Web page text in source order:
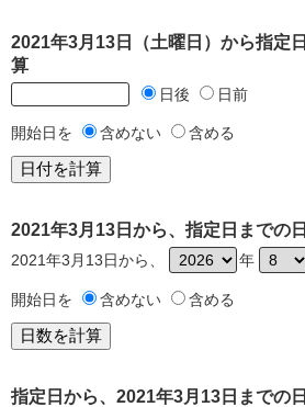
2021年3月13日（土曜日）から指定
算
日後 日前
開始日を 含めない 含める
2021年3月13日から、指定日までの
2021年3月13日から、 年
開始日を 含めない 含める
指定日から、2021年3月13日までの